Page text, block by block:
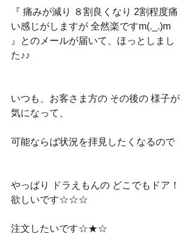
『 痛みが減り ８割良くなり 2割程度痛
い感じがしますが 全然楽ですm(._.)m
』とのメールが届いて、ほっとしまし
た♪♪
いつも、お客さま方の その後の 様子が
気になって、
可能ならば状況を拝見したくなるので
やっぱり ドラえもんの どこでもドア！
欲しいです☆☆☆
注文したいです☆★☆